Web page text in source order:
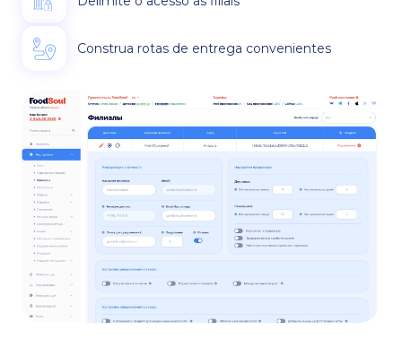
Construa rotas de entrega convenientes